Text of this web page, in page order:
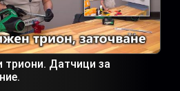
триони. Датчици за